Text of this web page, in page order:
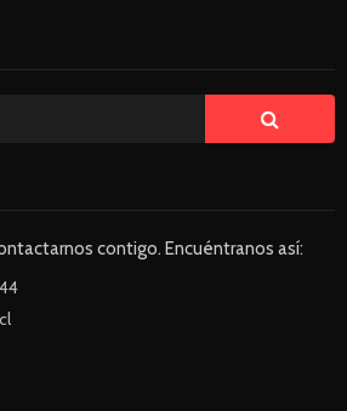
contigo. Encuéntranos así: